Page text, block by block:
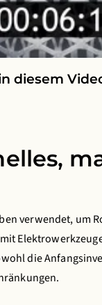
diesem
verwendet, um
die